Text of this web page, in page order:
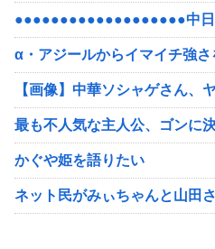
●●●●●●●●●●●●●●●●●●●中
α・アジールからイマイチ強
【画像】中華ソシャゲさん
最も不人気な主人公、ゴンに
かぐや姫を語りたい
ネット民がみぃちゃんと山田